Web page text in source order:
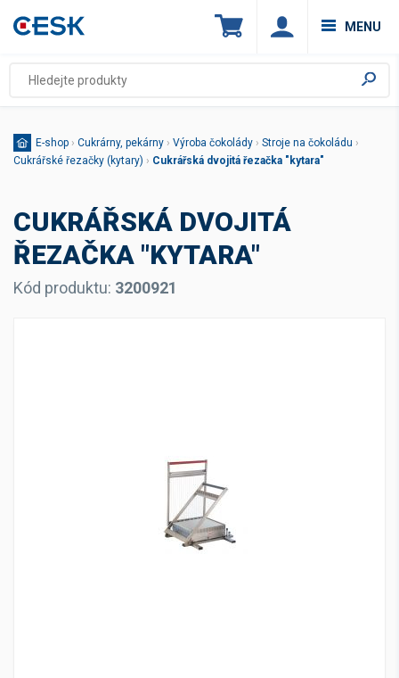
MENU
E-shop › Cukrárny, pekárny › Výroba čokolády › Stroje na čokoládu ›
Cukrářské řezačky (kytary) › Cukrářská dvojitá řezačka "kytara"
CUKRÁŘSKÁ DVOJITÁ
ŘEZAČKA "KYTARA"
Kód produktu: 3200921